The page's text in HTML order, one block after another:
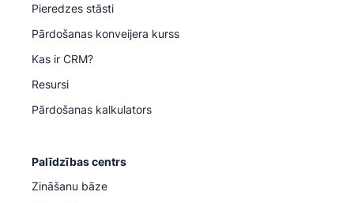
Pieredzes stāsti
Pārdošanas konveijera kurss
Kas ir CRM?
Resursi
Pārdošanas kalkulators
Palīdzības centrs
Zināšanu bāze